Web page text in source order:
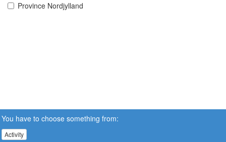
Province Nordjylland
You have to choose something from:
Activity